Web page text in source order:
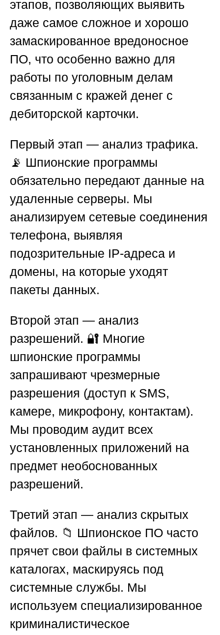
этапов, позволяющих выявить
даже самое сложное и хорошо
замаскированное вредоносное
ПО, что особенно важно для
работы по уголовным делам
связанным с кражей денег с
дебиторской карточки.
Первый этап — анализ трафика.
📡 Шпионские программы
обязательно передают данные на
удаленные серверы. Мы
анализируем сетевые соединения
телефона, выявляя
подозрительные IP-адреса и
домены, на которые уходят
пакеты данных.
Второй этап — анализ
разрешений. 🔐 Многие
шпионские программы
запрашивают чрезмерные
разрешения (доступ к SMS,
камере, микрофону, контактам).
Мы проводим аудит всех
установленных приложений на
предмет необоснованных
разрешений.
Третий этап — анализ скрытых
файлов. 📁 Шпионское ПО часто
прячет свои файлы в системных
каталогах, маскируясь под
системные службы. Мы
используем специализированное
криминалистическое